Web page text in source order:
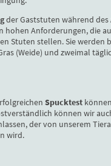
der Gaststuten während
hohen Anforderungen, die
Stuten stellen. Sie werden
(Weide) und zweimal
Spucktest
können wir
der von unserem
wird.